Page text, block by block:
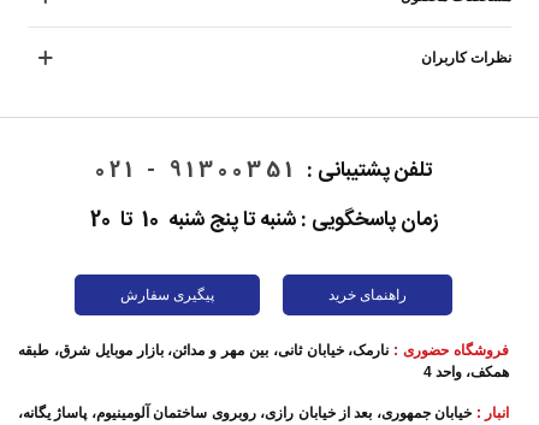
نظرات کاربران
تلفن پشتیبانی : 91300351 - 021
زمان پاسخگویی : شنبه تا پنج شنبه 10 تا 20
راهنمای خرید پیگیری سفارش
فروشگاه حضوری : نارمک، خیابان ثانی، بین مهر و مدائن، بازار موبایل شرق، طبقه
همکف، واحد 4
انبار : خیابان جمهوری، بعد از خیابان رازی، روبروی ساختمان آلومینیوم، پاساژ یگانه،